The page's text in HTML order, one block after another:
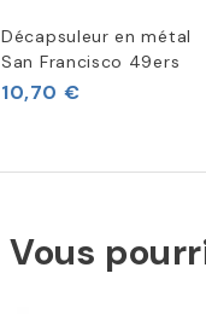
Décapsuleur en métal
San Francisco 49ers
10,70 €
Vous